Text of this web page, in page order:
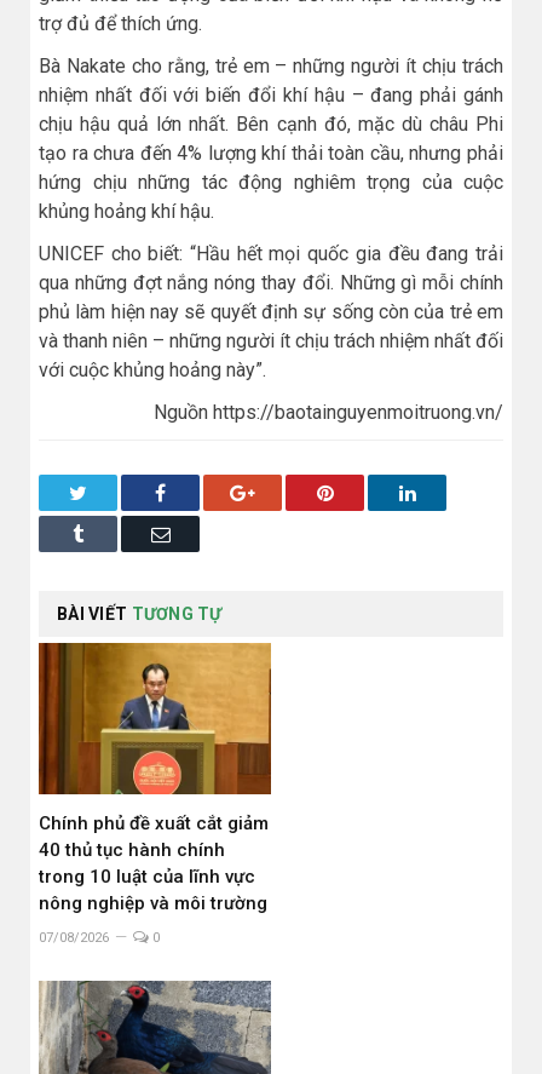
trợ đủ để thích ứng.
Bà Nakate cho rằng, trẻ em – những người ít chịu trách
nhiệm nhất đối với biến đổi khí hậu – đang phải gánh
chịu hậu quả lớn nhất. Bên cạnh đó, mặc dù châu Phi
tạo ra chưa đến 4% lượng khí thải toàn cầu, nhưng phải
hứng chịu những tác động nghiêm trọng của cuộc
khủng hoảng khí hậu.
UNICEF cho biết: “Hầu hết mọi quốc gia đều đang trải
qua những đợt nắng nóng thay đổi. Những gì mỗi chính
phủ làm hiện nay sẽ quyết định sự sống còn của trẻ em
và thanh niên – những người ít chịu trách nhiệm nhất đối
với cuộc khủng hoảng này”.
Nguồn https://baotainguyenmoitruong.vn/
Facebook Google+ Pinterest LinkedIn
Tumblr Email
BÀI VIẾT TƯƠNG TỰ
Chính phủ đề xuất cắt giảm
40 thủ tục hành chính
trong 10 luật của lĩnh vực
nông nghiệp và môi trường
07/08/2026 0